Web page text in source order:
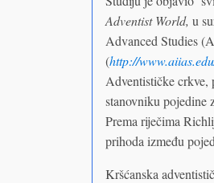
Adventist World, u
Advanced Studies
(http://
Adventističke crkve,
stanovniku pojedine
Prema riječima
prihoda između
Kršćanska